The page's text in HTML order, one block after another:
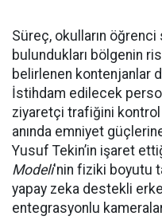
Süreç, okulların öğrenci
bulundukları bölgenin
belirlenen kontenjanlar
İstihdam edilecek
ziyaretçi trafiğini
anında emniyet
Yusuf Tekin’in işaret
Modeli'nin fiziki boyutu
yapay zeka destekli
entegrasyonlu